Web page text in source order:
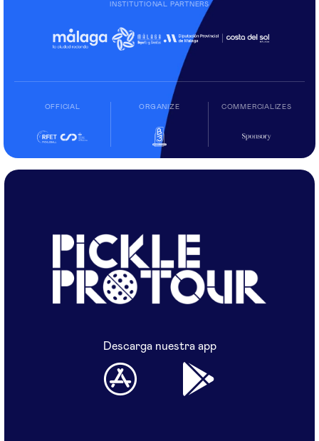
INSTITUTIONAL PARTNERS
OFFICIAL ORGANIZE COMMERCIALIZES
Descarga nuestra app